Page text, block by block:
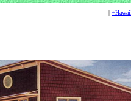
|